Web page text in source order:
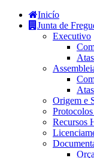
Inicío
Junta de
Executivo
Origem e
Recursos